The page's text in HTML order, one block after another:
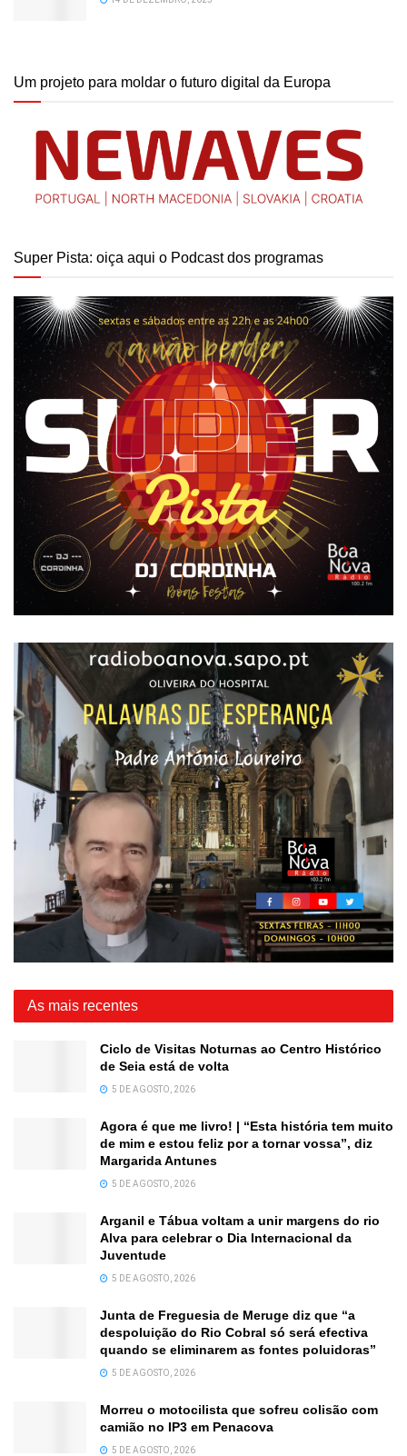
Um projeto para moldar o futuro digital da Europa
Super Pista: oiça aqui o Podcast dos programas
As mais recentes
Ciclo de Visitas Noturnas ao Centro Histórico
de Seia está de volta
5 DE AGOSTO, 2026
Agora é que me livro! | “Esta história tem muito
de mim e estou feliz por a tornar vossa”, diz
Margarida Antunes
5 DE AGOSTO, 2026
Arganil e Tábua voltam a unir margens do rio
Alva para celebrar o Dia Internacional da
Juventude
5 DE AGOSTO, 2026
Junta de Freguesia de Meruge diz que “a
despoluição do Rio Cobral só será efectiva
quando se eliminarem as fontes poluidoras”
5 DE AGOSTO, 2026
Morreu o motocilista que sofreu colisão com
camião no IP3 em Penacova
5 DE AGOSTO, 2026